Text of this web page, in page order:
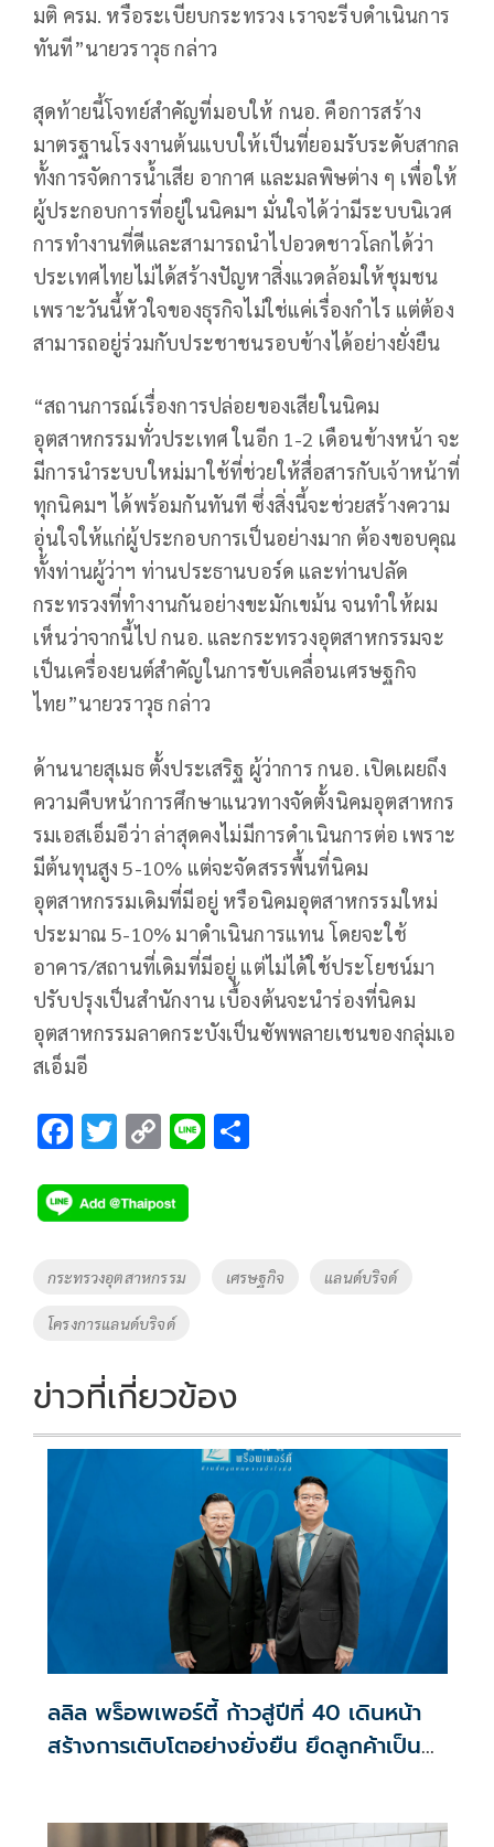
มติ ครม. หรือระเบียบกระทรวง เราจะรีบดำเนินการ
ทันที”นายวราวุธ กล่าว
สุดท้ายนี้โจทย์สำคัญที่มอบให้ กนอ. คือการสร้าง
มาตรฐานโรงงานต้นแบบให้เป็นที่ยอมรับระดับสากล
ทั้งการจัดการน้ำเสีย อากาศ และมลพิษต่าง ๆ เพื่อให้
ผู้ประกอบการที่อยู่ในนิคมฯ มั่นใจได้ว่ามีระบบนิเวศ
การทำงานที่ดีและสามารถนำไปอวดชาวโลกได้ว่า
ประเทศไทยไม่ได้สร้างปัญหาสิ่งแวดล้อมให้ชุมชน
เพราะวันนี้หัวใจของธุรกิจไม่ใช่แค่เรื่องกำไร แต่ต้อง
สามารถอยู่ร่วมกับประชาชนรอบข้างได้อย่างยั่งยืน
“สถานการณ์เรื่องการปล่อยของเสียในนิคม
อุตสาหกรรมทั่วประเทศ ในอีก 1-2 เดือนข้างหน้า จะ
มีการนำระบบใหม่มาใช้ที่ช่วยให้สื่อสารกับเจ้าหน้าที่
ทุกนิคมฯ ได้พร้อมกันทันที ซึ่งสิ่งนี้จะช่วยสร้างความ
อุ่นใจให้แก่ผู้ประกอบการเป็นอย่างมาก ต้องขอบคุณ
ทั้งท่านผู้ว่าฯ ท่านประธานบอร์ด และท่านปลัด
กระทรวงที่ทำงานกันอย่างขะมักเขม้น จนทำให้ผม
เห็นว่าจากนี้ไป กนอ. และกระทรวงอุตสาหกรรมจะ
เป็นเครื่องยนต์สำคัญในการขับเคลื่อนเศรษฐกิจ
ไทย”นายวราวุธ กล่าว
ด้านนายสุเมธ ตั้งประเสริฐ ผู้ว่าการ กนอ. เปิดเผยถึง
ความคืบหน้าการศึกษาแนวทางจัดตั้งนิคมอุตสาหกร
รมเอสเอ็มอีว่า ล่าสุดคงไม่มีการดำเนินการต่อ เพราะ
มีต้นทุนสูง 5-10% แต่จะจัดสรรพื้นที่นิคม
อุตสาหกรรมเดิมที่มีอยู่ หรือนิคมอุตสาหกรรมใหม่
ประมาณ 5-10% มาดำเนินการแทน โดยจะใช้
อาคาร/สถานที่เดิมที่มีอยู่ แต่ไม่ได้ใช้ประโยชน์มา
ปรับปรุงเป็นสำนักงาน เบื้องต้นจะนำร่องที่นิคม
อุตสาหกรรมลาดกระบังเป็นซัพพลายเชนของกลุ่มเอ
สเอ็มอี
F
e
b
o
k
T
tt
er
C
p
y
Li
n
k
Li
Tags
กระทรวงอุตสาหกรรม เศรษฐกิจ แลนด์บริจด์
โครงการแลนด์บริจด์
ข่าวที่เกี่ยวข้อง
ลลิล พร็อพเพอร์ตี้ ก้าวสู่ปีที่ 40 เดินหน้า
สร้างการเติบโตอย่างยั่งยืน ยึดลูกค้าเป็น